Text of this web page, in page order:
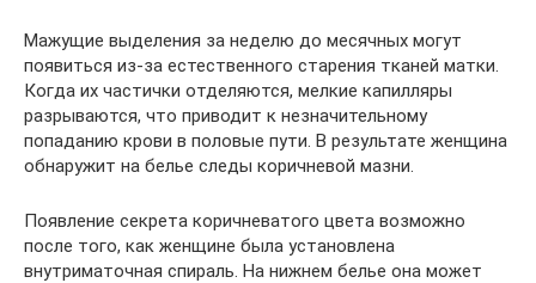
Мажущие выделения за неделю до месячных могут
появиться из-за естественного старения тканей матки.
Когда их частички отделяются, мелкие капилляры
разрываются, что приводит к незначительному
попаданию крови в половые пути. В результате женщина
обнаружит на белье следы коричневой мазни.
Появление секрета коричневатого цвета возможно
после того, как женщине была установлена
внутриматочная спираль. На нижнем белье она может